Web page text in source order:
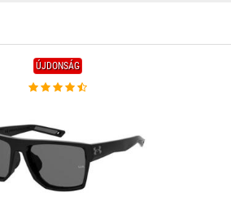
ÚJDONSÁG